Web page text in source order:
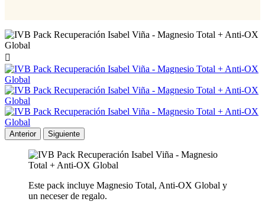

Anterior Siguiente
Este pack incluye Magnesio Total, Anti-OX Global y
un neceser de regalo.